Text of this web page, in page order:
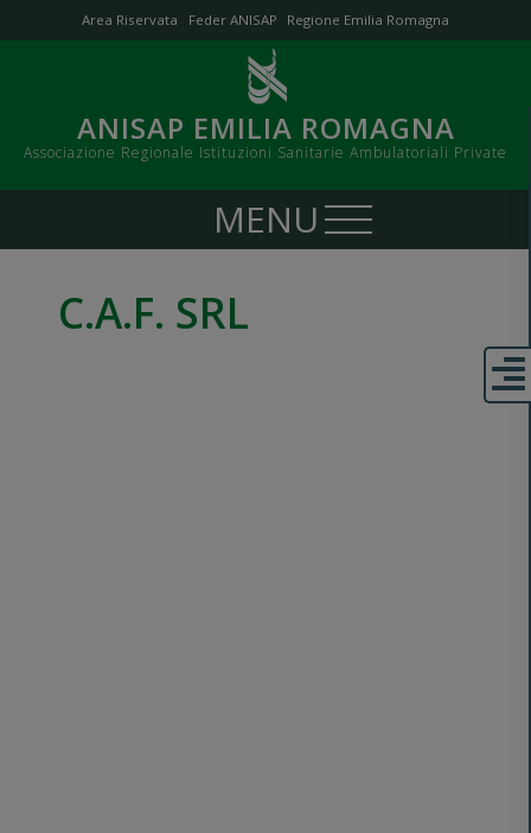
ANISAP EMILIA ROMAGNA
Associazione Regionale Istituzioni Sanitarie Ambulatoriali Private
Area Riservata Feder ANISAP Regione Emilia Romagna
C.A.F. SRL